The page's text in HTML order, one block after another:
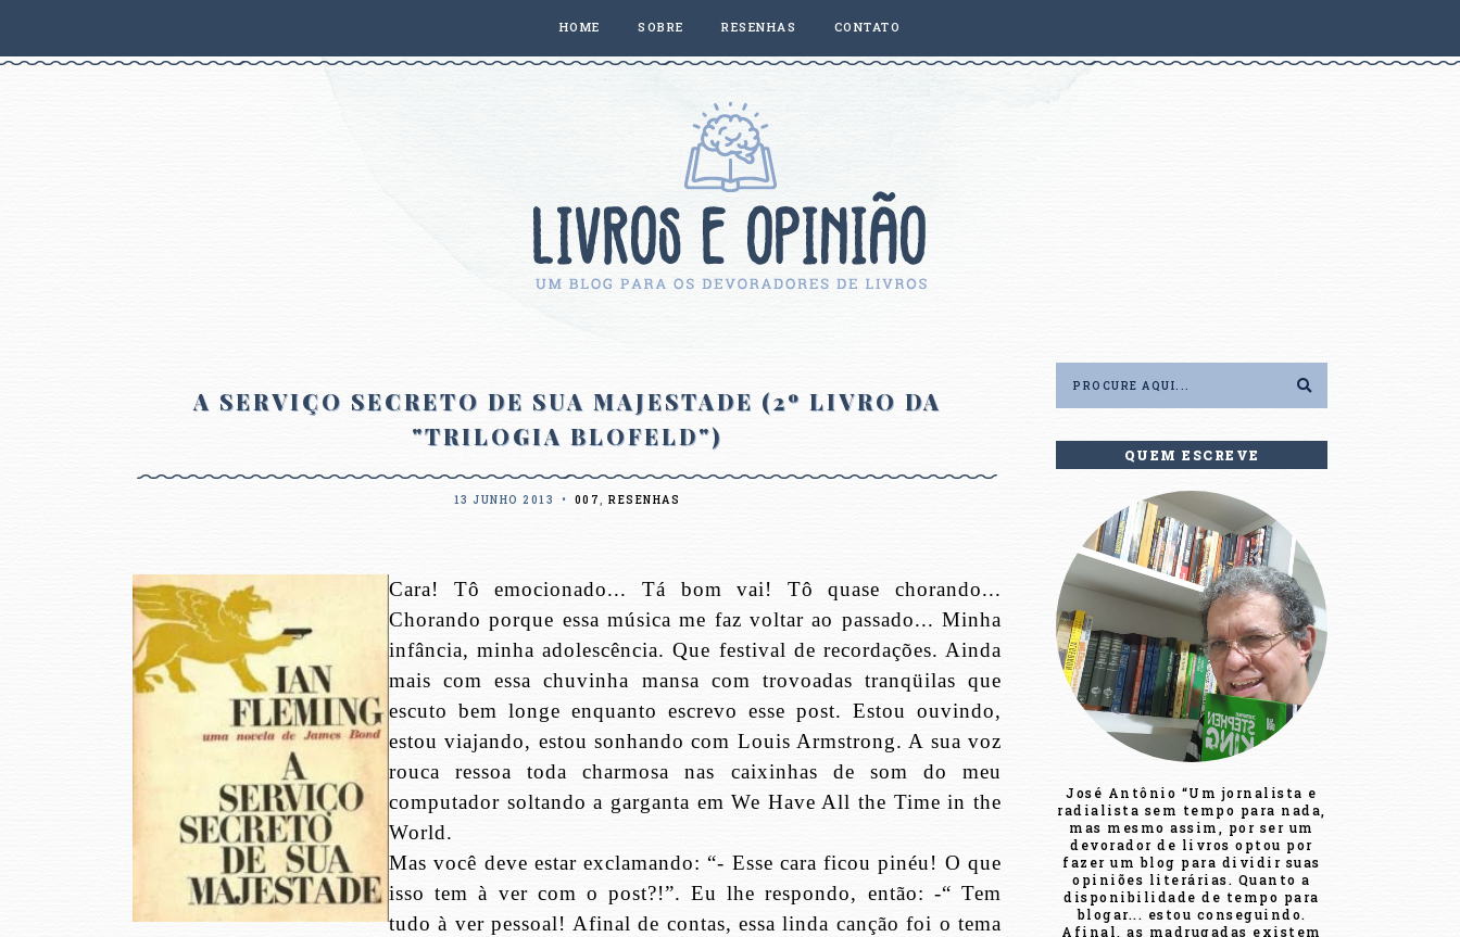
HOME SOBRE RESENHAS CONTATO
A SERVIÇO SECRETO DE SUA MAJESTADE (2º LIVRO DA
"TRILOGIA BLOFELD")
13 JUNHO 2013 • 007, RESENHAS
Cara! Tô emocionado... Tá bom vai! Tô quase chorando...
Chorando porque essa música me faz voltar ao passado... Minha
infância, minha adolescência. Que festival de recordações. Ainda
mais com essa chuvinha mansa com trovoadas tranqüilas que
escuto bem longe enquanto escrevo esse post. Estou ouvindo,
estou viajando, estou sonhando com Louis Armstrong. A sua voz
rouca ressoa toda charmosa nas caixinhas de som do meu
computador soltando a garganta em We Have All the Time in the
World.
Mas você deve estar exclamando: “- Esse cara ficou pinéu! O que
isso tem à ver com o post?!”. Eu lhe respondo, então: -“ Tem
tudo à ver pessoal! Afinal de contas, essa linda canção foi o tema
QUEM ESCREVE
José Antônio “Um jornalista e
radialista sem tempo para nada,
mas mesmo assim, por ser um
devorador de livros optou por
fazer um blog para dividir suas
opiniões literárias. Quanto a
disponibilidade de tempo para
blogar... estou conseguindo.
Afinal, as madrugadas existem